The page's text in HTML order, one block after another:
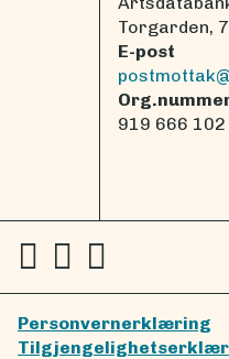
Torgarden,
E-post
919 666 102
Personvernerklæring